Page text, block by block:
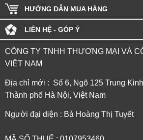
HƯỚNG DẪN MUA HÀNG
LIÊN HỆ - GÓP Ý
CÔNG TY TNHH THƯƠNG MẠI VÀ
VIỆT NAM
Địa chỉ mới : Số 6, Ngõ 125 Trung
Thành phố Hà Nội, Việt Nam
Người đại diện : Bà Hoàng Thị Tuyết